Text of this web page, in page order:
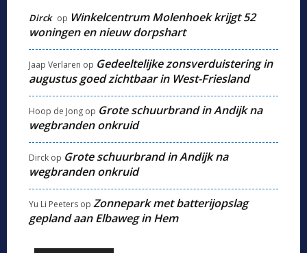
Dirck op Winkelcentrum Molenhoek krijgt 52
woningen en nieuw dorpshart
Jaap Verlaren op Gedeeltelijke zonsverduistering in
augustus goed zichtbaar in West-Friesland
Hoop de Jong op Grote schuurbrand in Andijk na
wegbranden onkruid
Dirck op Grote schuurbrand in Andijk na
wegbranden onkruid
Yu Li Peeters op Zonnepark met batterijopslag
gepland aan Elbaweg in Hem